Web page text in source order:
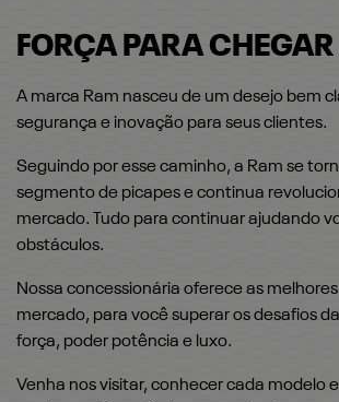
FORÇA PARA CHEGAR
A marca Ram nasceu de um desejo bem
segurança e inovação para seus clientes.
Seguindo por esse caminho, a Ram se
segmento de picapes e continua
mercado. Tudo para continuar ajudando
obstáculos.
Nossa concessionária oferece as
mercado, para você superar os desafios
força, poder potência e luxo.
Venha nos visitar, conhecer cada modelo